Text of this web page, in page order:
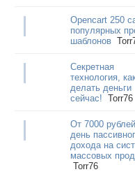
Opencart 250
популярных
шаблонов
Секретная
технология,
делать деньги
сейчас! Torr76
От 7000
день
дохода на
массовых
Torr76